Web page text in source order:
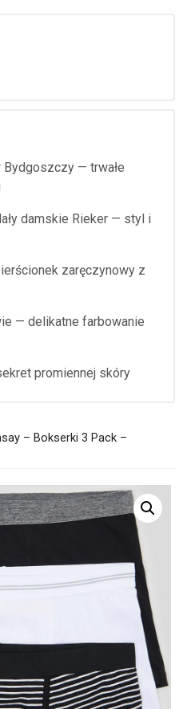
Bydgoszczy — trwałe
damskie Rieker — styl i
zaręczynowy z
— delikatne farbowanie
promiennej skóry
– Bokserki 3 Pack –